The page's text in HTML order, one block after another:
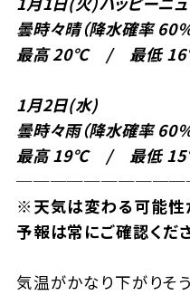
曇時々晴（降水確率 60％
最高 20℃ / 最低
1月2日(水)
曇時々雨（降水確率 60％
最高 19℃ / 最低
※天気は変わる可能性
予報は常にご確認くだ
気温がかなり下がりそ